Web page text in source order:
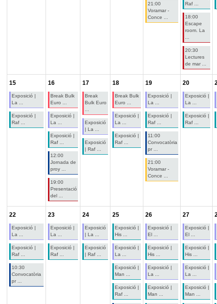
21:00
Voramar -
Conce ...
Raf ...
18:00
Escape
room. La
20:30
Lectures
de mar ...
15
Exposició |
La ...
Exposició |
Raf ...
16
Break Bulk
Euro ...
Exposició |
La ...
Exposició |
Raf ...
12:00
Jornada de
proy ...
19:00
Presentació
del ...
17
Break
Bulk Euro
Exposició
| La ...
Exposició
| Raf ...
18
Break Bulk
Euro ...
Exposició |
La ...
Exposició |
Raf ...
19
Exposició |
La ...
Exposició |
Raf ...
11:00
Convocatòria
pr ...
21:00
Voramar -
Conce ...
20
Exposició |
La ...
Exposició |
Raf ...
22
Exposició |
La ...
Exposició |
Raf ...
10:30
Convocatòria
pr ...
23
Exposició |
La ...
Exposició |
Raf ...
24
Exposició
| La ...
Exposició
| Raf ...
25
Exposició |
His ...
Exposició |
La ...
Exposició |
Man ...
Exposició |
Raf ...
26
Exposició |
El ...
Exposició |
His ...
Exposició |
La ...
Exposició |
Man ...
27
Exposició |
El ...
Exposició |
His ...
Exposició |
La ...
Exposició |
Man ...